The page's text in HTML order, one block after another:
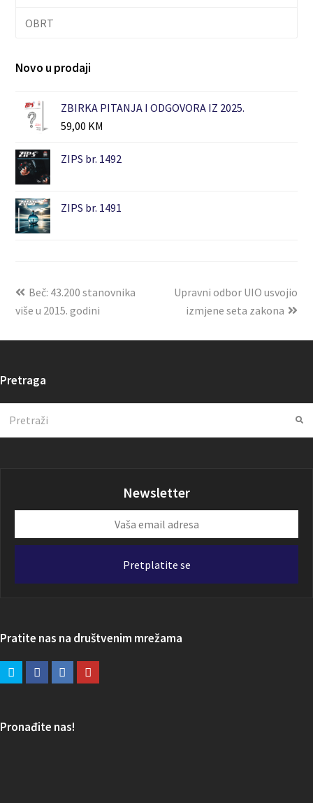
OBRT
Novo u prodaji
ZBIRKA PITANJA I ODGOVORA IZ 2025.
59,00 KM
ZIPS br. 1492
ZIPS br. 1491
Beč: 43.200 stanovnika
više u 2015. godini
Upravni odbor UIO usvojio
izmjene seta zakona
Pretraga
Newsletter
email
Pretplatite se
Pratite nas na društvenim mrežama
Pronađite nas!